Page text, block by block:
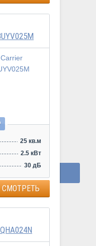
25 кв.м
2.5 кВт
30 дБ
СМОТРЕТЬ